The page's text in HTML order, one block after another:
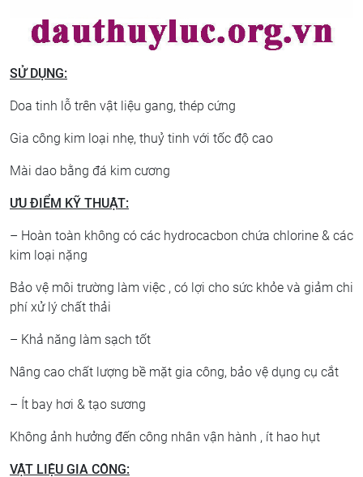
SỬ DỤNG:
Doa tinh lỗ trên vật liệu gang, thép cứng
Gia công kim loại nhẹ, thuỷ tinh với tốc độ cao
Mài dao bằng đá kim cương
ƯU ĐIỂM KỸ THUẬT:
– Hoàn toàn không có các hydrocacbon chứa chlorine & các
kim loại nặng
Bảo vệ môi trường làm việc , có lợi cho sức khỏe và giảm chi
phí xử lý chất thải
– Khả năng làm sạch tốt
Nâng cao chất lượng bề mặt gia công, bảo vệ dụng cụ cắt
– Ít bay hơi & tạo sương
Không ảnh hưởng đến công nhân vận hành , ít hao hụt
VẬT LIỆU GIA CÔNG: